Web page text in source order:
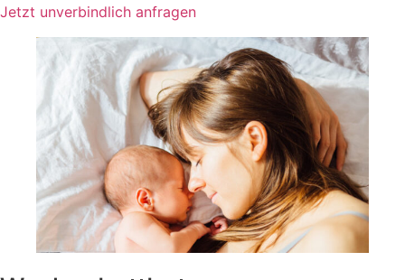
Jetzt unverbindlich anfragen